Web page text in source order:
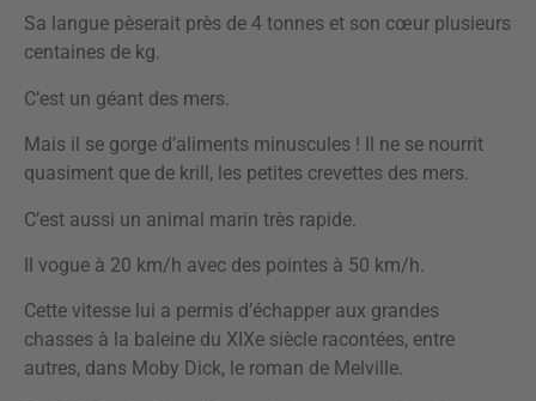
Sa langue pèserait près de 4 tonnes et son cœur plusieurs
centaines de kg.
C’est un géant des mers.
Mais il se gorge d’aliments minuscules ! Il ne se nourrit
quasiment que de krill, les petites crevettes des mers.
C’est aussi un animal marin très rapide.
Il vogue à 20 km/h avec des pointes à 50 km/h.
Cette vitesse lui a permis d’échapper aux grandes
chasses à la baleine du XIXe siècle racontées, entre
autres, dans Moby Dick, le roman de Melville.